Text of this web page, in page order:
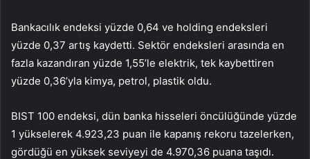
Bankacılık endeksi yüzde 0,64 ve holding endeksleri
yüzde 0,37 artış kaydetti. Sektör endeksleri arasında en
fazla kazandıran yüzde 1,55’le elektrik, tek kaybettiren
yüzde 0,36’yla kimya, petrol, plastik oldu.
BIST 100 endeksi, dün banka hisseleri öncülüğünde yüzde
1 yükselerek 4.923,23 puan ile kapanış rekoru tazelerken,
gördüğü en yüksek seviyeyi de 4.970,36 puana taşıdı.